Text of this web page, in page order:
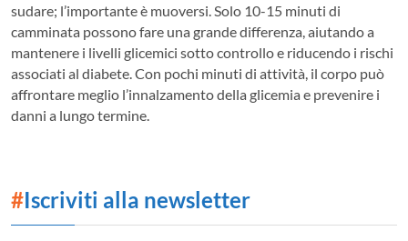
sudare; l’importante è muoversi. Solo 10-15 minuti di
camminata possono fare una grande differenza, aiutando a
mantenere i livelli glicemici sotto controllo e riducendo i rischi
associati al diabete. Con pochi minuti di attività, il corpo può
affrontare meglio l’innalzamento della glicemia e prevenire i
danni a lungo termine.
#Iscriviti alla newsletter